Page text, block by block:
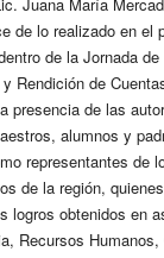
de lo realizado en el
de la Jornada de
Rendición de
presencia de las
alumnos y
representantes de
de la región, quienes
logros obtenidos en
Recursos